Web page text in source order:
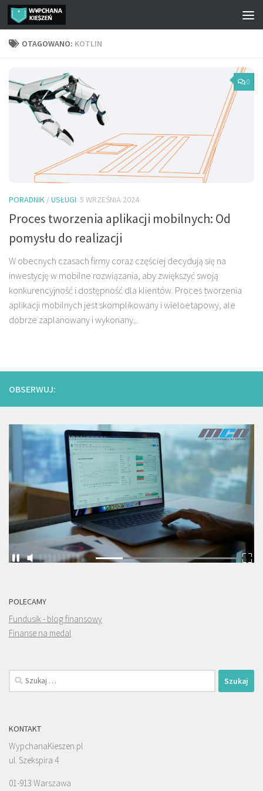
Przejdź do treści
OTAGOWANO: KOTLIN
0
PORADNIK /USŁUGI 5 WRZEŚNIA 2024
Proces tworzenia aplikacji mobilnych: Od
pomysłu do realizacji
W obecnych czasach firmy coraz częściej decydują się na
inwestycję w mobilne rozwiązania, aby zwiększyć swoją
konkurencyjność i dostępność dla klientów. Proces tworzenia
aplikacji mobilnych jest skomplikowany i wieloetapowy, ale
dobrze zaplanowany i wykonany...
OBSERWUJ:
POLECAMY
Fundusik - blog finansowy
Finanse na medal
Szukaj:
KONTAKT
WypchanaKieszen.pl
ul. Szekspira 4
01-913 Warszawa